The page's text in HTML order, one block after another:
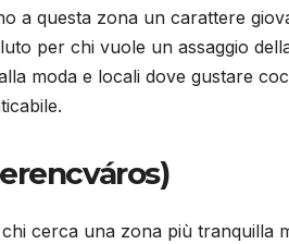
a questa zona un carattere
per chi vuole un assaggio
moda e locali dove gustare
cerca una zona più tranquilla